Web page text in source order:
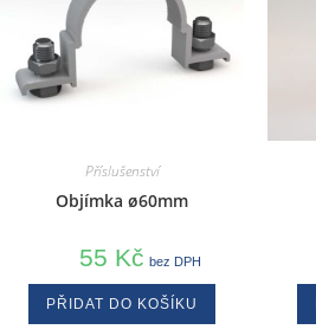
Příslušenství
Objímka ø60mm
55 Kč bez DPH
PŘIDAT DO KOŠÍKU